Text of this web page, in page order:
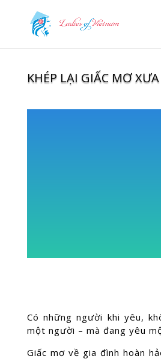
KHÉP LẠI GIẤC MƠ XƯA
Có những người khi yêu,
một người – mà đang yêu
Giấc mơ về gia đình hoàn